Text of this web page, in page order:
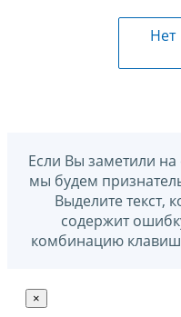
Нет
Если Вы заметили на
мы будем
Выделите
содержит
комбинацию
×